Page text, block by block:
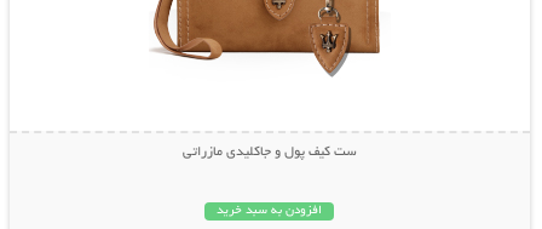
ست کیف پول و جاکلیدی مازراتی
افزودن به سبد خرید